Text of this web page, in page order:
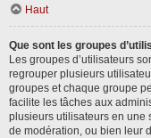
Haut
Que sont les groupes
Les groupes d’utilisateurs
regrouper plusieurs
groupes et chaque groupe
facilite les tâches aux
plusieurs utilisateurs en une
de modération, ou bien leur